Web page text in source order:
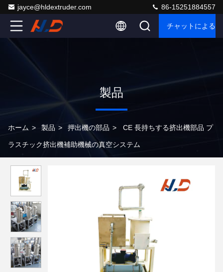
jayce@hldextruder.com 86-15251884557
チャットによる
製品
ホーム > 製品 > 押出機の部品 > CE 長持ちする挤出機部品 プ
ラスチック挤出機補助機械の真空システム